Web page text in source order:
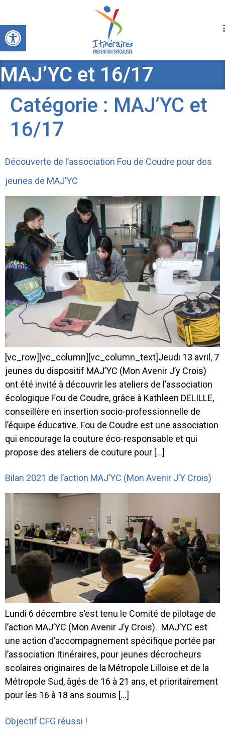
Ouvrir la barre d’outils
MAJ’YC et 16/17
Catégorie : MAJ’YC et
16/17
Découverte de l’association Fou de Coudre pour des
jeunes de MAJ’YC
[vc_row][vc_column][vc_column_text]Jeudi 13 avril, 7
jeunes du dispositif MAJ’YC (Mon Avenir J’y Crois)
ont été invité à découvrir les ateliers de l’association
écologique Fou de Coudre, grâce à Kathleen DELILLE,
conseillère en insertion socio-professionnelle de
l’équipe éducative. Fou de Coudre est une association
qui encourage la couture éco-responsable et qui
propose des ateliers de couture pour […]
Bilan 2021 de l’action MAJ’YC (Mon Avenir J’Y Crois)
Lundi 6 décembre s’est tenu le Comité de pilotage de
l’action MAJ’YC (Mon Avenir J’y Crois). MAJ’YC est
une action d’accompagnement spécifique portée par
l’association Itinéraires, pour jeunes décrocheurs
scolaires originaires de la Métropole Lilloise et de la
Métropole Sud, âgés de 16 à 21 ans, et prioritairement
pour les 16 à 18 ans soumis […]
Objectif CFG réussi !